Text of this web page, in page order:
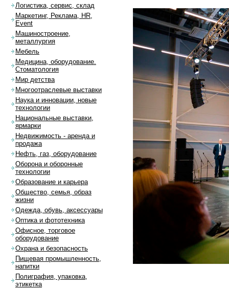
Логистика, сервис, склад
Маркетинг, Реклама, HR,
Event
Машиностроение,
металлургия
Мебель
Медицина, оборудование.
Стоматология
Мир детства
Многоотраслевые выставки
Наука и инновации, новые
технологии
Национальные выставки,
ярмарки
Недвижимость - аренда и
продажа
Нефть, газ, оборудование
Оборона и оборонные
технологии
Образование и карьера
Общество, семья, образ
жизни
Одежда, обувь, аксессуары
Оптика и фототехника
Офисное, торговое
оборудование
Охрана и безопасность
Пищевая промышленность,
напитки
Полиграфия, упаковка,
этикетка